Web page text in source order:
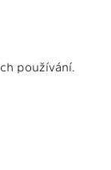
používání.